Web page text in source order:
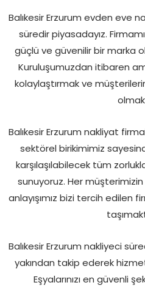
Balıkesir Erzurum evden eve
süredir piyasadayız.
güçlü ve güvenilir bir marka
Kuruluşumuzdan itibaren
kolaylaştırmak ve
Balıkesir Erzurum nakliyat
sektörel birikimimiz
karşılaşılabilecek tüm
sunuyoruz. Her
anlayışımız bizi tercih edilen
Balıkesir Erzurum nakliyeci
yakından takip ederek
Eşyalarınızı en güvenli